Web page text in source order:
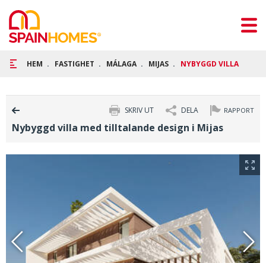
HEM FASTIGHET MÁLAGA MIJAS NYBYGGD VILLA MED
RAPPORT
DELA
SKRIV UT
Nybyggd villa med tilltalande design i Mijas